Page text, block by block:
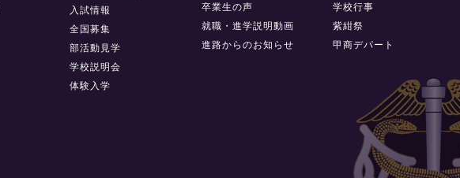
入試情報
全国募集
部活動見学
学校説明会
体験入学
卒業生の声
就職・進学説明動画
進路からのお知らせ
学校行事
紫紺祭
甲商デパート